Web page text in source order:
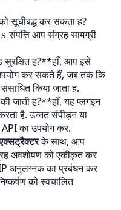
सूचीबद्ध कर सकता ह?
संपत्ति आप संग्रह सामग्री
सुरक्षित ह?**हाँ, आप इसे
उपयोग कर सकते हैं, जब तक कि
किया जाता ह.
जाती ह?**हाँ, यह प्लगइन
है. उन्नत संपीड़न या
का उपयोग कर.
के साथ, आप
अवशोषण को एकीकृत कर
अनुलग्नक का प्रबंधन कर
को स्वचालित